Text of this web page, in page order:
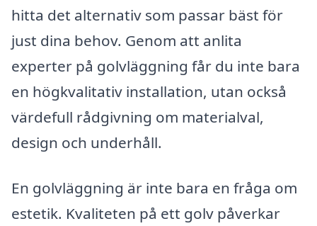
hitta det alternativ som passar bäst för
just dina behov. Genom att anlita
experter på golvläggning får du inte bara
en högkvalitativ installation, utan också
värdefull rådgivning om materialval,
design och underhåll.
En golvläggning är inte bara en fråga om
estetik. Kvaliteten på ett golv påverkar